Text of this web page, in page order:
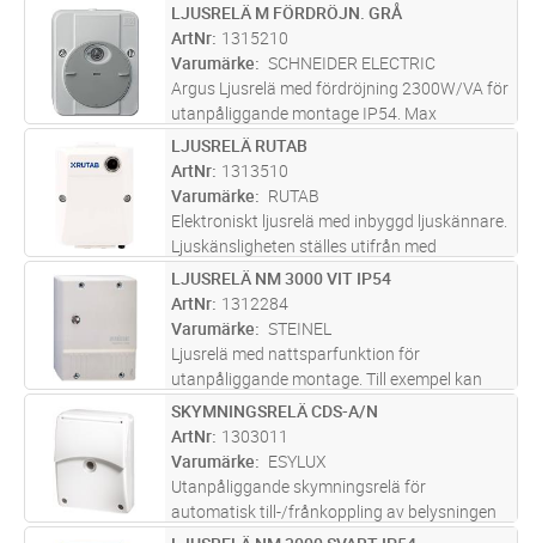
ST Lägg i kundvagn
LJUSRELÄ M FÖRDRÖJN. GRÅ
ArtNr 1315210
Varumärke
SCHNEIDER ELECTRIC
Argus Ljusrelä med fördröjning 2300W/VA för
utanpåliggande montage IP54. Max
belastning 10A. Inställbart luxvärde 3-2000
lux med skiva som vrids i önskat läge. Ljusgrå
ST Lägg i kundvagn
LJUSRELÄ RUTAB
ArtNr 1313510
Varumärke
RUTAB
Elektroniskt ljusrelä med inbyggd ljuskännare.
Ljuskänsligheten ställes utifrån med
potentiometer. Utgången sluter och bryter i
nollgenomgången vilket möjliggör laster upp
till 16 A (LED max 400 VA)
ST Lägg i kundvagn
LJUSRELÄ NM 3000 VIT IP54
ArtNr 1312284
Varumärke
STEINEL
Ljusrelä med nattsparfunktion för
utanpåliggande montage. Till exempel kan
NightMatic släcka lamporna vid midnatt och
för att sedan åter tända lamporna några
timmar innan det ljusnar. Sensorn mäter
d...läs mer
ST Lägg i kundvagn
SKYMNINGSRELÄ CDS-A/N
ArtNr 1303011
Varumärke
ESYLUX
Utanpåliggande skymningsrelä för
automatisk till-/frånkoppling av belysningen
Potentialfri reläkontakt Inställning av